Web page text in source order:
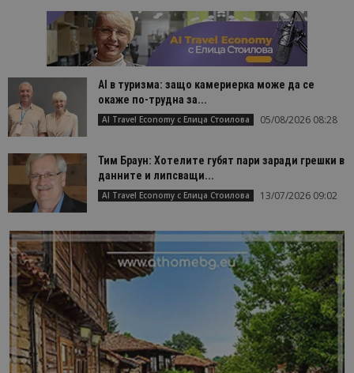
AI в туризма: защо камериерка може да се
окаже по-трудна за...
AI Travel Economy с Елица Стоилова 05/08/2026 08:28
Тим Браун: Хотелите губят пари заради грешки в
данните и липсващи...
AI Travel Economy с Елица Стоилова 13/07/2026 09:02